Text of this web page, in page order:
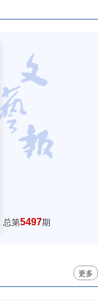
总第5497期
更多